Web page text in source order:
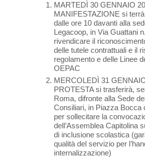
MARTEDÌ 30 GENNAIO
MANIFESTAZIONE si
dalle ore 10 davanti alla
Legacoop, in Via Guattani
rivendicare il
delle tutele contrattuali e il
regolamento e delle Linee
OEPAC
MERCOLEDÌ 31
PROTESTA si trasferirà,
Roma, difronte alla Sede
Consiliari, in Piazza Bocca
per sollecitare la
dell’Assemblea Capitolina
di inclusione scolastica
qualità del servizio per
internalizzazione)